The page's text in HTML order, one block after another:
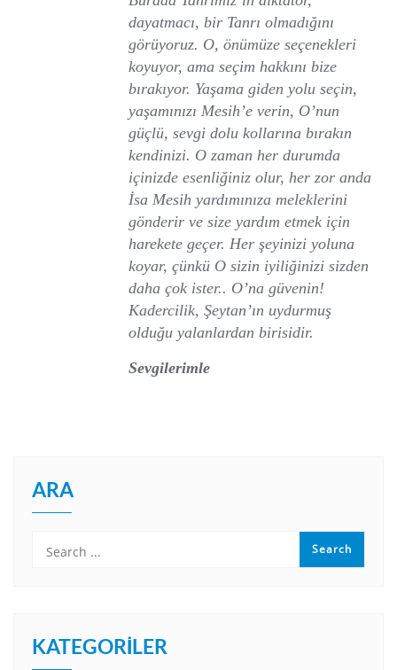
dayatmacı, bir Tanrı olmadığını
görüyoruz. O, önümüze seçenekleri
koyuyor, ama seçim hakkını bize
bırakıyor. Yaşama giden yolu seçin,
yaşamınızı Mesih’e verin, O’nun
güçlü, sevgi dolu kollarına bırakın
kendinizi. O zaman her durumda
içinizde esenliğiniz olur, her zor anda
İsa Mesih yardımınıza meleklerini
gönderir ve size yardım etmek için
harekete geçer. Her şeyinizi yoluna
koyar, çünkü O sizin iyiliğinizi sizden
daha çok ister.. O’na güvenin!
Kadercilik, Şeytan’ın uydurmuş
olduğu yalanlardan birisidir.
Sevgilerimle
ARA
KATEGORILER